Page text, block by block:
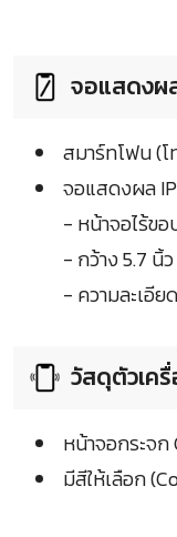
จอแสดงผ
สมาร์ทโฟน (
จอแสดงผล
- หน้าจอไร้ข
- กว้าง 5.7 นิ้
- ความละเอี
วัสดุตัวเค
หน้าจอกระจก
มีสีให้เลือก